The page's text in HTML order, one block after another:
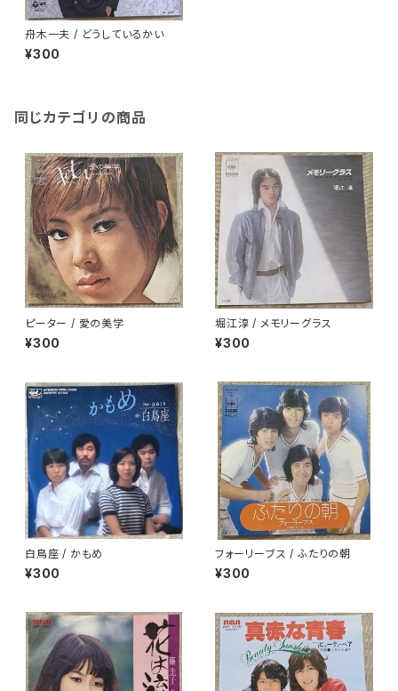
舟木一夫 / どうしているかい
¥300
同じカテゴリの商品
ピーター / 愛の美学
¥300
堀江淳 / メモリーグラス
¥300
白鳥座 / かもめ
¥300
フォーリーブス / ふたりの朝
¥300